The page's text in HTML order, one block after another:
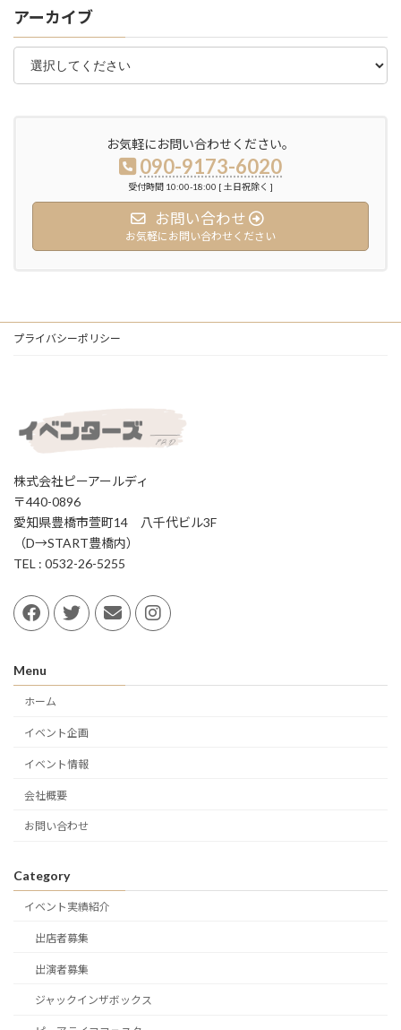
アーカイブ
お気軽にお問い合わせください。
090-9173-6020
受付時間 10:00-18:00 [ 土日祝除く ]
お問い合わせ
お気軽にお問い合わせください
プライバシーポリシー
株式会社ピーアールディ
〒440-0896
愛知県豊橋市萱町14 八千代ビル3F
（D→START豊橋内）
TEL : 0532-26-5255
Menu
ホーム
イベント企画
イベント情報
会社概要
お問い合わせ
Category
イベント実績紹介
出店者募集
出演者募集
ジャックインザボックス